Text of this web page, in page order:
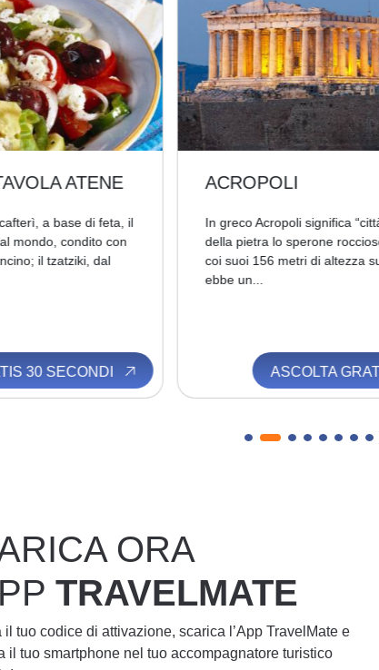
ATENE
a base di feta, il
mondo, condito con
il tzatziki, dal
30 SECONDI
ACROPOLI
In greco Acropoli significa
della pietra lo sperone
coi suoi 156 metri di altezza
ebbe un...
ASCOLTA
ORA
TRAVELMATE
il tuo codice di attivazione, scarica l’App TravelMate e
il tuo smartphone nel tuo accompagnatore turistico